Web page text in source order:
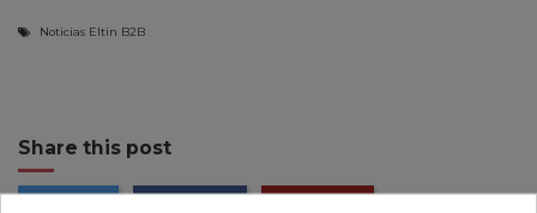
Noticias Eltin B2B
Share this post